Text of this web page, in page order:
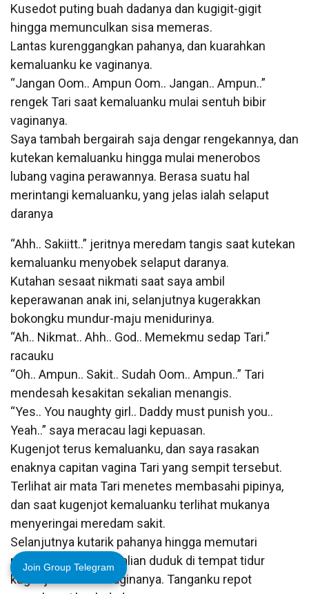
Kusedot puting buah dadanya dan kugigit-gigit
hingga memunculkan sisa memeras.
Lantas kurenggangkan pahanya, dan kuarahkan
kemaluanku ke vaginanya.
“Jangan Oom.. Ampun Oom.. Jangan.. Ampun..”
rengek Tari saat kemaluanku mulai sentuh bibir
vaginanya.
Saya tambah bergairah saja dengar rengekannya, dan
kutekan kemaluanku hingga mulai menerobos
lubang vagina perawannya. Berasa suatu hal
merintangi kemaluanku, yang jelas ialah selaput
daranya
“Ahh.. Sakiitt..” jeritnya meredam tangis saat kutekan
kemaluanku menyobek selaput daranya.
Kutahan sesaat nikmati saat saya ambil
keperawanan anak ini, selanjutnya kugerakkan
bokongku mundur-maju menidurinya.
“Ah.. Nikmat.. Ahh.. God.. Memekmu sedap Tari.”
racauku
“Oh.. Ampun.. Sakit.. Sudah Oom.. Ampun..” Tari
mendesah kesakitan sekalian menangis.
“Yes.. You naughty girl.. Daddy must punish you..
Yeah..” saya meracau lagi kepuasan.
Kugenjot terus kemaluanku, dan saya rasakan
enaknya capitan vagina Tari yang sempit tersebut.
Terlihat air mata Tari menetes membasahi pipinya,
dan saat kugenjot kemaluanku terlihat mukanya
menyeringai meredam sakit.
Selanjutnya kutarik pahanya hingga memutari
pinggangku, dan sekalian duduk di tempat tidur
kugenjot kembali vaginanya. Tanganku repot
Join Group Telegram